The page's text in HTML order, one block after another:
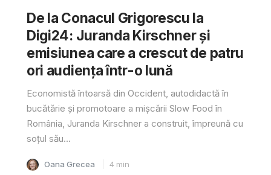
De la Conacul Grigorescu la
Digi24: Juranda Kirschner și
emisiunea care a crescut de patru
ori audiența într-o lună
Economistă întoarsă din Occident, autodidactă în
bucătărie și promotoare a mișcării Slow Food în
România, Juranda Kirschner a construit, împreună cu
soțul său...
Oana Grecea 4 min